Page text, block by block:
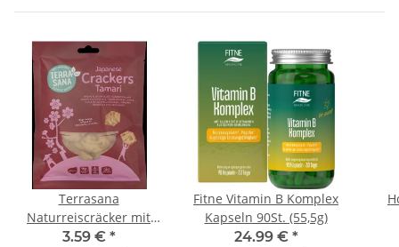
Terrasana
Naturreiscräcker mit
Tamari 60g
3.59 € *
Fitne Vitamin B Komplex
Kapseln 90St. (55,5g)
24.99 € *